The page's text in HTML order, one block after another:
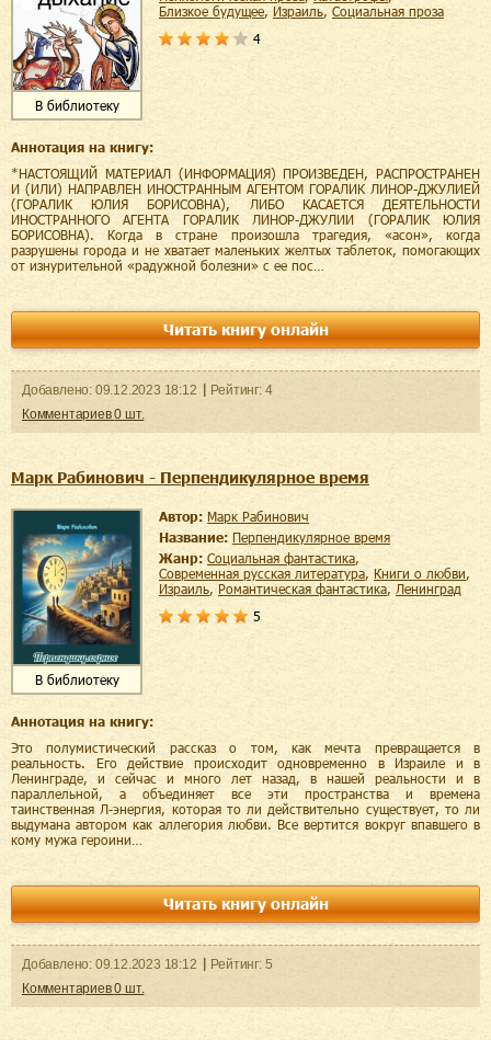
В библиотеку
близкое будущее, Израиль,
социальная проза
4
Аннотация на книгу:
*НАСТОЯЩИЙ МАТЕРИАЛ (ИНФОРМАЦИЯ) ПРОИЗВЕДЕН, РАСПРОСТРАНЕН
И (ИЛИ) НАПРАВЛЕН ИНОСТРАННЫМ АГЕНТОМ ГОРАЛИК ЛИНОР-ДЖУЛИЕЙ
(ГОРАЛИК ЮЛИЯ БОРИСОВНА), ЛИБО КАСАЕТСЯ ДЕЯТЕЛЬНОСТИ
ИНОСТРАННОГО АГЕНТА ГОРАЛИК ЛИНОР-ДЖУЛИИ (ГОРАЛИК ЮЛИЯ
БОРИСОВНА). Когда в стране произошла трагедия, «асон», когда
разрушены города и не хватает маленьких желтых таблеток, помогающих
от изнурительной «радужной болезни» с ее пос…
Читать книгу онлайн
Добавленo: 09.12.2023 18:12 Рейтинг: 4
Комментариев0 шт.
Марк Рабинович - Перпендикулярное время
В библиотеку
Автор:
Марк Рабинович
Название:
Перпендикулярное время
Жанр:
социальная фантастика,
современная русская литература, книги о любви,
Израиль, романтическая фантастика,
Ленинград
5
Аннотация на книгу:
Это полумистический рассказ о том, как мечта превращается в
реальность. Его действие происходит одновременно в Израиле и в
Ленинграде, и сейчас и много лет назад, в нашей реальности и в
параллельной, а объединяет все эти пространства и времена
таинственная Л-энергия, которая то ли действительно существует, то ли
выдумана автором как аллегория любви. Все вертится вокруг впавшего в
кому мужа героини…
Читать книгу онлайн
Добавленo: 09.12.2023 18:12 Рейтинг: 5
Комментариев0 шт.